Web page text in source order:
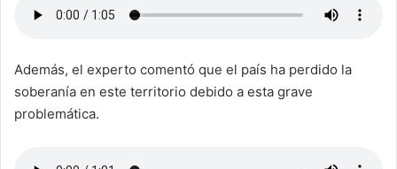
Además, el experto comentó que el país ha perdido la
soberanía en este territorio debido a esta grave
problemática.